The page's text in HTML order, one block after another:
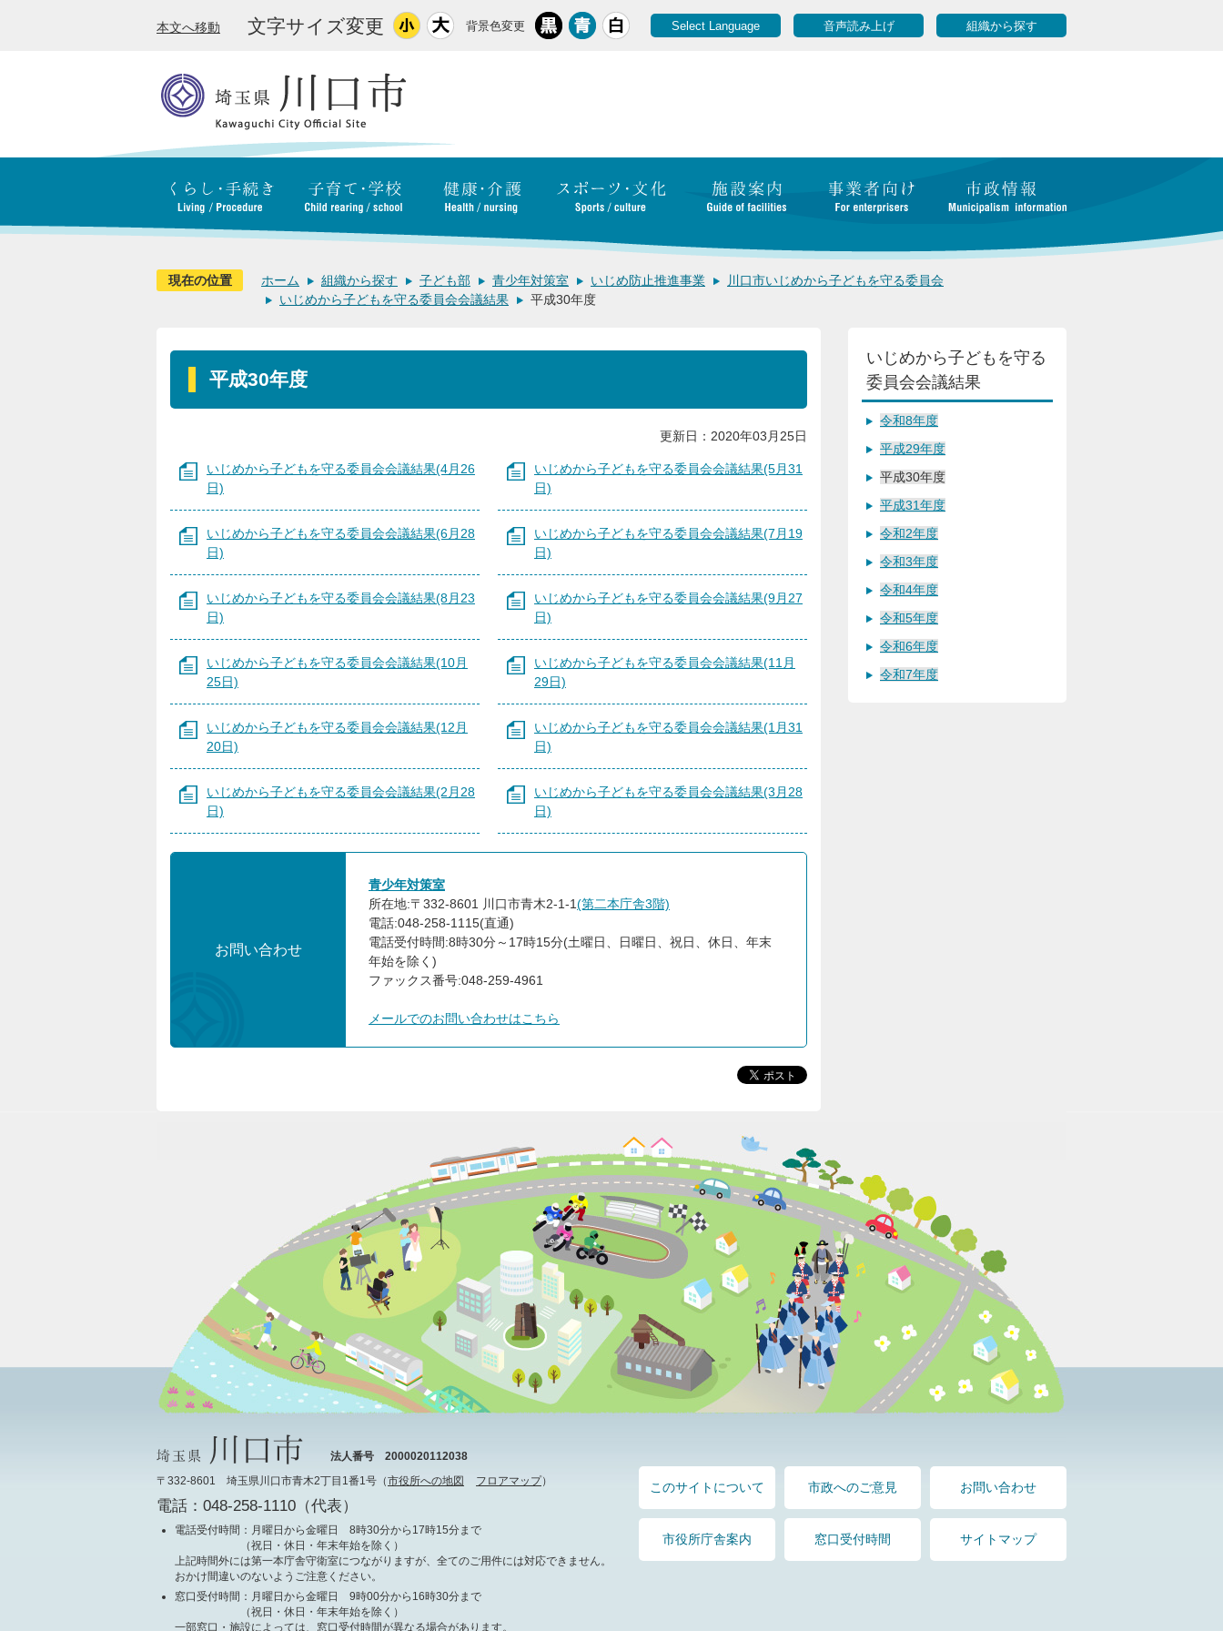
本文へ移動 文字サイズ変更 背景色変更 Select Language 音声読み上げ 組織から探す
現在の位置 ホーム 組織から探す 子ども部 青少年対策室 いじめ防止推進事業
川口市いじめから子どもを守る委員会
いじめから子どもを守る委員会会議結果
平成30年度
平成30年度
更新日：2020年03月25日
いじめから子どもを守る委員会会議結果(4月26
日)
いじめから子どもを守る委員会会議結果(5月31
日)
いじめから子どもを守る委員会会議結果(6月28
日)
いじめから子どもを守る委員会会議結果(7月19
日)
いじめから子どもを守る委員会会議結果(8月23
日)
いじめから子どもを守る委員会会議結果(9月27
日)
いじめから子どもを守る委員会会議結果(10月
25日)
いじめから子どもを守る委員会会議結果(11月
29日)
いじめから子どもを守る委員会会議結果(12月
20日)
いじめから子どもを守る委員会会議結果(1月31
日)
いじめから子どもを守る委員会会議結果(2月28
日)
いじめから子どもを守る委員会会議結果(3月28
日)
お問い合わせ
青少年対策室
所在地:〒332-8601 川口市青木2-1-1(第二本庁舎3階)
電話:048-258-1115(直通)
電話受付時間:8時30分～17時15分(土曜日、日曜日、祝日、休日、年末
年始を除く)
ファックス番号:048-259-4961
メールでのお問い合わせはこちら
いじめから子どもを守る
委員会会議結果
令和8年度
平成29年度
平成30年度
平成31年度
令和2年度
令和3年度
令和4年度
令和5年度
令和6年度
令和7年度
法人番号 2000020112038
〒332-8601 埼玉県川口市青木2丁目1番1号（市役所への地図 フロアマップ）
電話：048-258-1110（代表）
電話受付時間 ：月曜日から金曜日 8時30分から17時15分まで
（祝日・休日・年末年始を除く）
上記時間外には第一本庁舎守衛室につながりますが、全てのご用件には対応できません。
おかけ間違いのないようご注意ください。
窓口受付時間 ：月曜日から金曜日 9時00分から16時30分まで
（祝日・休日・年末年始を除く）
一部窓口・施設によっては、窓口受付時間が異なる場合があります。
このサイトについて 市政へのご意見 お問い合わせ
市役所庁舎案内 窓口受付時間 サイトマップ